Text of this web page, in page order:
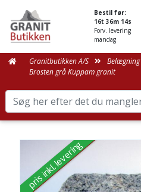
pris inkl. levering
Bestil før:
16t 36m 13s
Forv. levering
mandag
Granitbutikken A/S Belægning
Brosten grå Kuppam granit